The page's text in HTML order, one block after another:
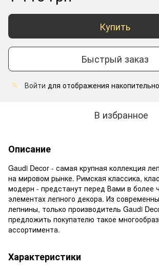
Купить
Быстрый заказ
% Войти для отображения
В избранное
Описание
Gaudi Decor - самая крупная коллекция
на мировом рынке. Римская классика,
модерн - предстанут перед Вами в более
элементах лепного декора. Из
лепнины, только производитель Gaudi
предложить покупателю такое
ассортимента.
Характеристики